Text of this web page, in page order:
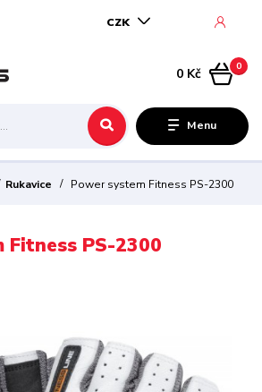
Menu
CZK
0
0 Kč
Rukavice Power system Fitness PS-2300
Fitness PS-2300